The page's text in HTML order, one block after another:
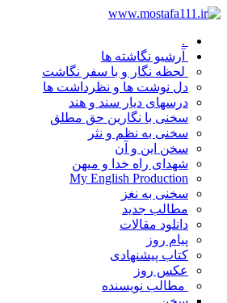
.
آرشیو نگاشته ها
لحظه نگار و با سفر نگاشت
دل نوشت ها و نظرداشت ها
درسهای دیار سند و هند
سخنی با نگارین حق مطلق
سخنی به نظم و نثر
سخن این و آن
شهدای راه خدا و میهن
My English Production
سخنی به نغز
مطالب جدید
دانلود مقالات
پیام روز
کتاب پیشنهادی
عکس روز
مطالب نویسنده